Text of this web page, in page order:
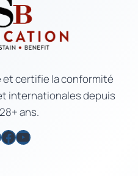
et certifie la conformité
internationales depuis
ans.
Facebook
YouTube